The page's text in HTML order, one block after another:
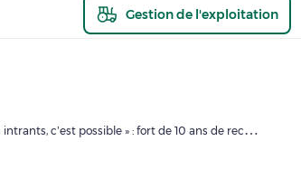
Gestion de l'exploitation
« Des cultures rentables et économes en intrants, c’est possible » : fort de 10 ans de recul, le dispositif Syppre veut diffuser son expertise sur le terrain